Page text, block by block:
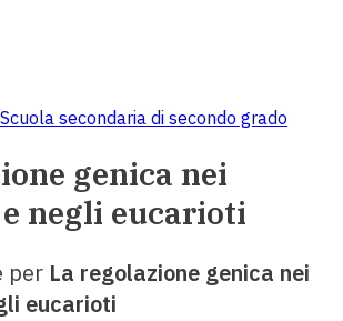
secondaria di secondo grado
genica nei
negli eucarioti
per La regolazione genica nei
eucarioti